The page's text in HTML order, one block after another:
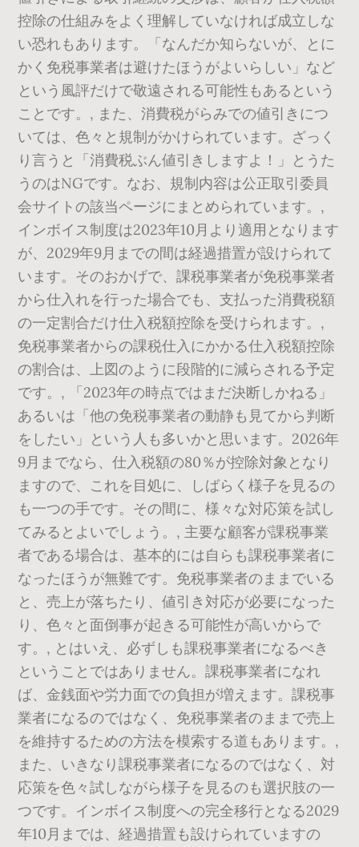
控除の仕組みをよく理解していなければ成立しな
い恐れもあります。「なんだか知らないが、とに
かく免税事業者は避けたほうがよいらしい」など
という風評だけで敬遠される可能性もあるという
ことです。, また、消費税がらみでの値引きにつ
いては、色々と規制がかけられています。ざっく
り言うと「消費税ぶん値引きしますよ！」とうた
うのはNGです。なお、規制内容は公正取引委員
会サイトの該当ページにまとめられています。,
インボイス制度は2023年10月より適用となります
が、2029年9月までの間は経過措置が設けられて
います。そのおかげで、課税事業者が免税事業者
から仕入れを行った場合でも、支払った消費税額
の一定割合だけ仕入税額控除を受けられます。,
免税事業者からの課税仕入にかかる仕入税額控除
の割合は、上図のように段階的に減らされる予定
です。, 「2023年の時点ではまだ決断しかねる」
あるいは「他の免税事業者の動静も見てから判断
をしたい」という人も多いかと思います。2026年
9月までなら、仕入税額の80％が控除対象となり
ますので、これを目処に、しばらく様子を見るの
も一つの手です。その間に、様々な対応策を試し
てみるとよいでしょう。, 主要な顧客が課税事業
者である場合は、基本的には自らも課税事業者に
なったほうが無難です。免税事業者のままでいる
と、売上が落ちたり、値引き対応が必要になった
り、色々と面倒事が起きる可能性が高いからで
す。, とはいえ、必ずしも課税事業者になるべき
ということではありません。課税事業者になれ
ば、金銭面や労力面での負担が増えます。課税事
業者になるのではなく、免税事業者のままで売上
を維持するための方法を模索する道もあります。,
また、いきなり課税事業者になるのではなく、対
応策を色々試しながら様子を見るのも選択肢の一
つです。インボイス制度への完全移行となる2029
年10月までは、経過措置も設けられていますの